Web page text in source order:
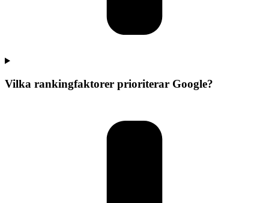
Vilka rankingfaktorer prioriterar Google?